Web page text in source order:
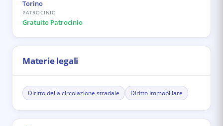
Torino
PATROCINIO
Gratuito Patrocinio
Materie legali
Diritto della circolazione stradale Diritto Immobiliare